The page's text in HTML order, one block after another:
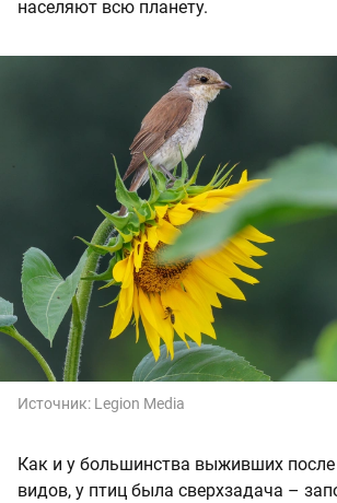
населяют всю планету.
Источник: Legion Media
Как и у большинства выживших
видов, у птиц была сверхзадача –